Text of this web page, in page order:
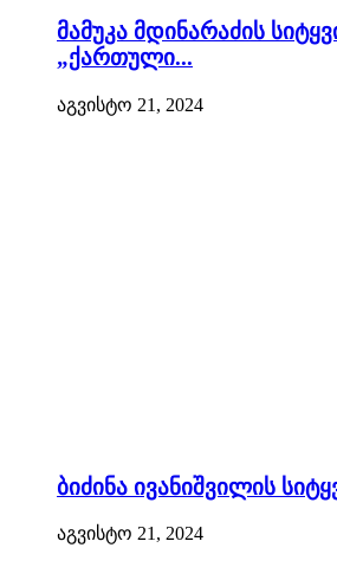
მამუკა მდინარაძის
„ქართული...
აგვისტო 21, 2024
ბიძინა ივანიშვილის
აგვისტო 21, 2024